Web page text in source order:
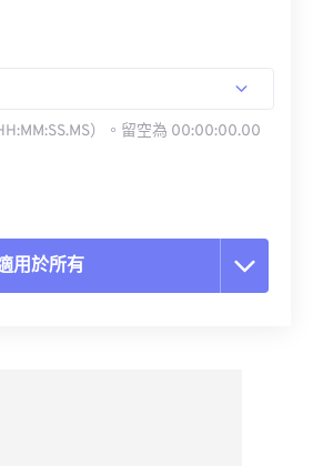
）。留空為 00:00:00.00
用於所有